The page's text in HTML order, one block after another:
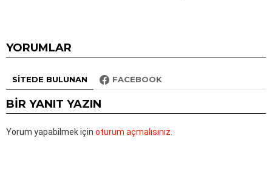
YORUMLAR
SITEDE BULUNAN FACEBOOK
BIR YANIT YAZIN
Yorum yapabilmek için oturum açmalısınız